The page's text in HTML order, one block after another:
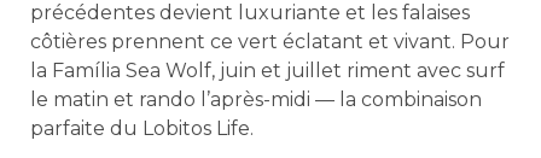
précédentes devient luxuriante et les falaises
côtières prennent ce vert éclatant et vivant. Pour
la Família Sea Wolf, juin et juillet riment avec surf
le matin et rando l’après-midi — la combinaison
parfaite du Lobitos Life.